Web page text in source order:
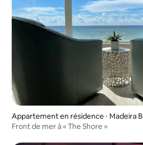
Appartement en résidence ⋅ Madeira
Front de mer à « The Shore »